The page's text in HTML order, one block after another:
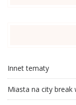
Innet tematy
Miasta na city break